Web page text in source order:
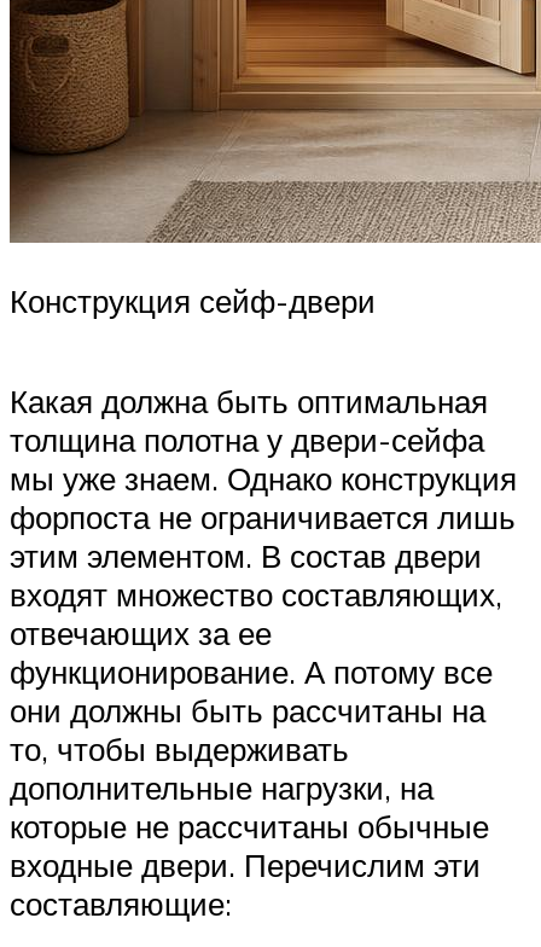
Конструкция сейф-двери
Какая должна быть оптимальная
толщина полотна у двери-сейфа
мы уже знаем. Однако конструкция
форпоста не ограничивается лишь
этим элементом. В состав двери
входят множество составляющих,
отвечающих за ее
функционирование. А потому все
они должны быть рассчитаны на
то, чтобы выдерживать
дополнительные нагрузки, на
которые не рассчитаны обычные
входные двери. Перечислим эти
составляющие: